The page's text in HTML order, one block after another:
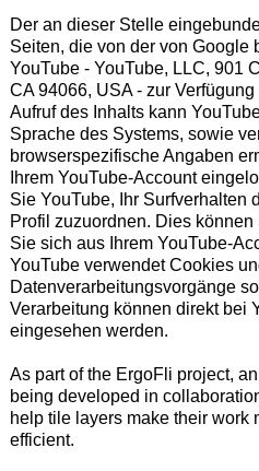
Der an dieser Stelle
Seiten, die von der von Google
YouTube - YouTube, LLC, 901
CA 94066, USA - zur
Aufruf des Inhalts kann
Sprache des Systems, sowie
browserspezifische Angaben
Ihrem YouTube-Account
Sie YouTube, Ihr Surfverhalten
Profil zuzuordnen. Dies
Sie sich aus Ihrem YouTube-
YouTube verwendet Cookies
Datenverarbeitungsvorgänge
Verarbeitung können direkt bei
eingesehen werden.
As part of the ErgoFli project,
being developed in
help tile layers make their work
efficient.